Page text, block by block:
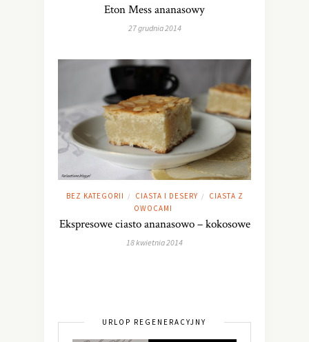
Eton Mess ananasowy
27 grudnia 2014
BEZ KATEGORII / CIASTA I DESERY /
CIASTA Z
OWOCAMI
Ekspresowe ciasto ananasowo – kokosowe
18 kwietnia 2014
URLOP REGENERACYJNY